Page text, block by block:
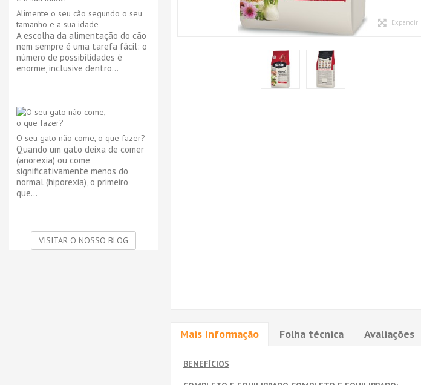
Expandir
Mais informação Folha técnica Avaliações
BENEFÍCIOS
Alimente o seu cão segundo o seu
tamanho e a sua idade
A escolha da alimentação do cão
nem sempre é uma tarefa fácil: o
número de possibilidades é
enorme, inclusive dentro...
O seu gato não come, o que fazer?
Quando um gato deixa de comer
(anorexia) ou come
significativamente menos do
normal (hiporexia), o primeiro
que...
VISITAR O NOSSO BLOG